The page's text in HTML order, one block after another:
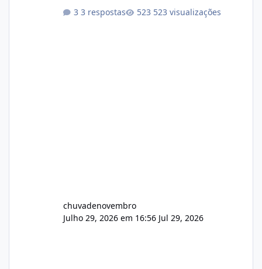
3 respostas 523 visualizações
chuvadenovembro
Julho 29, 2026 em 16:56 Jul 29, 2026